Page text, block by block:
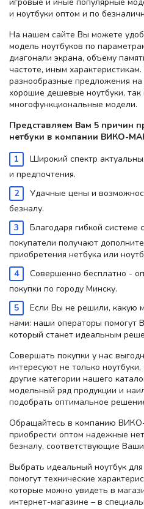
и ноутбуки оптом и по
На нашем сайте Вы можете
модель ноутбуков по
диагонали экрана, объему
частоте, иным
разнообразные предложения
хорошие дешевые ноутбуки,
многофункциональные модели.
Представляем Вам 5 причин
нетбуки в компании ВИКО-
Широкий спектр
и предпочтения.
Удачные цены и
безналу.
Благодаря гибкой системе
покупатели получают
приобретения нетбука или
Совершенно бесплатно -
покупки по городу Минску.
Если Вы не решили, какую
нами: наши операторы помогут
который станет идеальным
Совершать покупки у нас
интересуют не только
другие категории нашего
модельный ряд продукции и
подобрать оптимальное
Обращайтесь в компанию
приобрести оптом надежные
безналу, соответствующие
Выбрать идеальный ноутбук
помогут технические
которые можно увидеть в
интернет-магазине – в